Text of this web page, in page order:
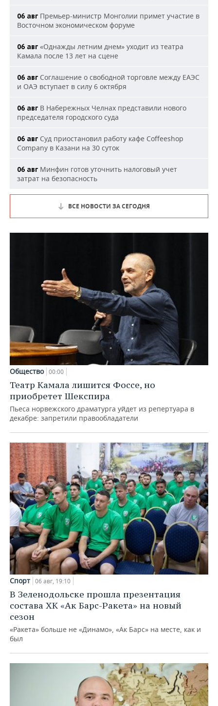
06 авг Премьер-министр Монголии примет участие в
Восточном экономическом форуме
06 авг «Однажды летним днем» уходит из театра
Камала после 13 лет на сцене
06 авг Соглашение о свободной торговле между ЕАЭС
и ОАЭ вступает в силу 6 октября
06 авг В Набережных Челнах представили нового
председателя городского суда
06 авг Суд приостановил работу кафе Coffeeshop
Company в Казани на 30 суток
06 авг Минфин готов уточнить налоговый учет
затрат на безопасность
ВСЕ НОВОСТИ ЗА СЕГОДНЯ
Общество 00:00
Театр Камала лишится Фоссе, но
приобретет Шекспира
Пьеса норвежского драматурга уйдет из репертуара в
декабре: запретили правообладатели
Спорт 06 авг, 19:10
В Зеленодольске прошла презентация
состава ХК «Ак Барс-Ракета» на новый
сезон
«Ракета» больше не «Динамо», «Ак Барс» на месте, как и
был